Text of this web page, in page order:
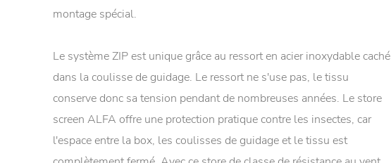
montage spécial.
Le système ZIP est unique grâce au ressort en acier inoxydable caché
dans la coulisse de guidage. Le ressort ne s'use pas, le tissu
conserve donc sa tension pendant de nombreuses années. Le store
screen ALFA offre une protection pratique contre les insectes, car
l'espace entre la box, les coulisses de guidage et le tissu est